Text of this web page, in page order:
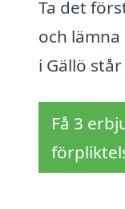
Ta det
och
i Gällö
Få 3